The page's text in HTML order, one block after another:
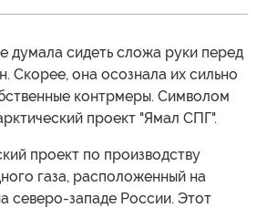
думала сидеть сложа руки перед
Скорее, она осознала их сильно
контрмеры. Символом
проект "Ямал СПГ".
проект по производству
газа, расположенный на
северо-западе России. Этот